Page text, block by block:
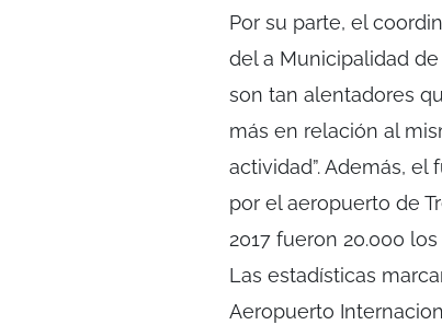
Por su parte, el
del a Municipalidad
son tan alentadores
más en relación al
actividad”. Además,
por el aeropuerto de
2017 fueron 20.000
Las estadísticas
Aeropuerto